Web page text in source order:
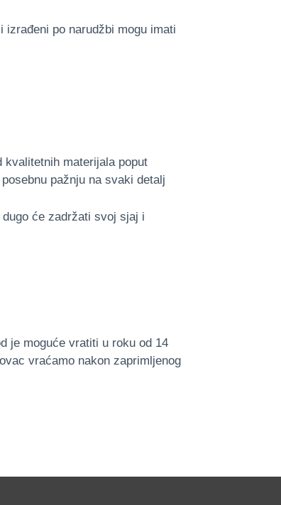
izrađeni po narudžbi mogu imati
materijala poput
pažnju na svaki detalj
će zadržati svoj sjaj i
je moguće vratiti u roku od 14
vraćamo nakon zaprimljenog